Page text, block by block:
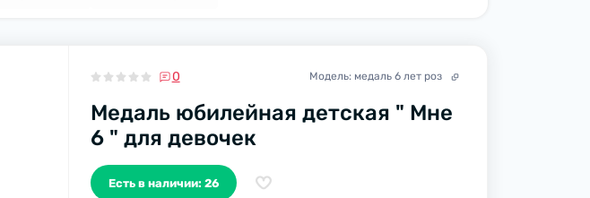
0 Модель: медаль 6 лет роз
Медаль юбилейная детская " Мне
6 " для девочек
Есть в наличии: 26